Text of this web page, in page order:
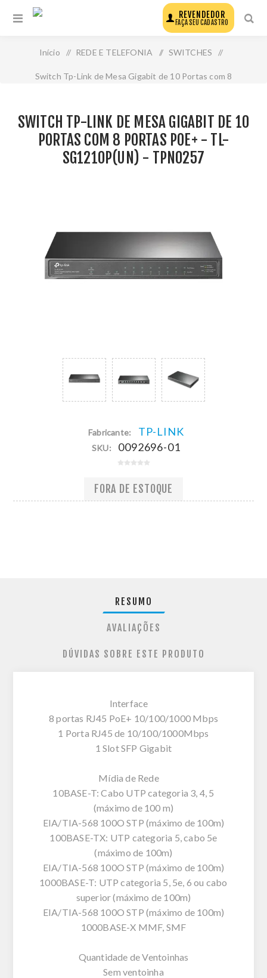
REVENDEDOR
FAÇA SEU CADASTRO
Início / REDE E TELEFONIA / SWITCHES /
Switch Tp-Link de Mesa Gigabit de 10 Portas com 8
SWITCH TP-LINK DE MESA GIGABIT DE 10
PORTAS COM 8 PORTAS POE+ - TL-
SG1210P(UN) - TPN0257
Fabricante: TP-LINK
SKU: 0092696-01
FORA DE ESTOQUE
RESUMO
AVALIAÇÕES
DÚVIDAS SOBRE ESTE PRODUTO
Interface
8 portas RJ45 PoE+ 10/100/1000 Mbps
1 Porta RJ45 de 10/100/1000Mbps
1 Slot SFP Gigabit
Mídia de Rede
10BASE-T: Cabo UTP categoria 3, 4, 5
(máximo de 100 m)
EIA/TIA-568 100O STP (máximo de 100m)
100BASE-TX: UTP categoria 5, cabo 5e
(máximo de 100m)
EIA/TIA-568 100O STP (máximo de 100m)
1000BASE-T: UTP categoria 5, 5e, 6 ou cabo
superior (máximo de 100m)
EIA/TIA-568 100O STP (máximo de 100m)
1000BASE-X MMF, SMF
Quantidade de Ventoinhas
Sem ventoinha